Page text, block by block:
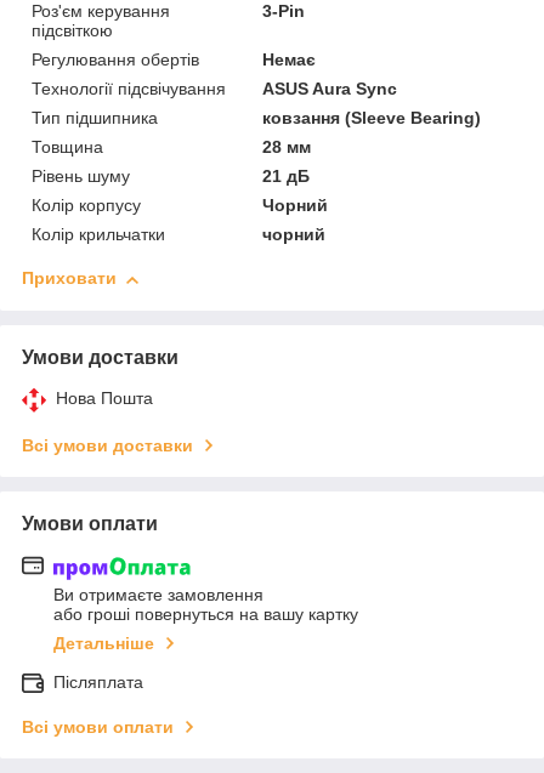
Роз'єм керування
підсвіткою
3-Pin
Регулювання обертів
Немає
Технології підсвічування
ASUS Aura Sync
Тип підшипника
ковзання (Sleeve Bearing)
Товщина
28 мм
Рівень шуму
21 дБ
Колір корпусу
Чорний
Колір крильчатки
чорний
Приховати
Умови доставки
Нова Пошта
Всі умови доставки
Умови оплати
Ви отримаєте замовлення
або гроші повернуться на вашу картку
Детальніше
Післяплата
Всі умови оплати